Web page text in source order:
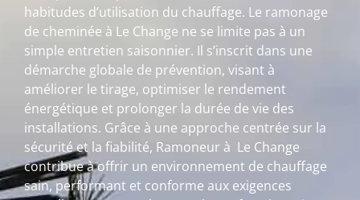
habitudes d’utilisation du chauffage. Le ramonage
de cheminée à Le Change ne se limite pas à un
simple entretien saisonnier. Il s’inscrit dans une
démarche globale de prévention, visant à
améliorer le tirage, optimiser le rendement
énergétique et prolonger la durée de vie des
installations. Grâce à une approche centrée sur la
sécurité et la fiabilité, Ramoneur à Le Change
contribue à offrir un environnement de chauffage
sain, performant et conforme aux exigences